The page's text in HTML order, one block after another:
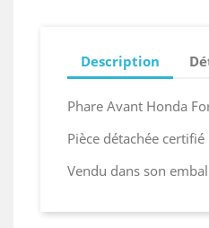
Description
Phare Avant Honda
Pièce détachée
Vendu dans son